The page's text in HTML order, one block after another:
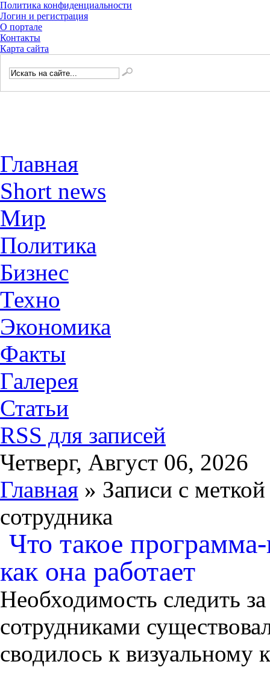
Политика конфиденциальности
Логин и регистрация
О портале
Контакты
Карта сайта
Главная
Short news
Мир
Политика
Бизнес
Техно
Экономика
Факты
Галерея
Статьи
RSS для записей
Четверг, Август 06, 2026
Главная » Записи с
сотрудника
Что такое
как она работает
Необходимость следить
сотрудниками
сводилось к визуальному